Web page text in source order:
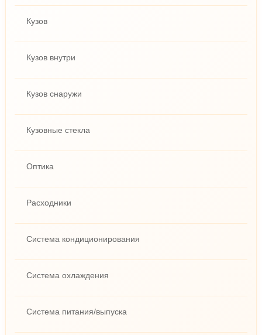
Кузов
Кузов внутри
Кузов снаружи
Кузовные стекла
Оптика
Расходники
Система кондиционирования
Система охлаждения
Система питания/выпуска